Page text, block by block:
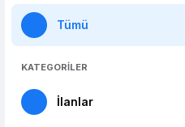
Tümü
KATEGORİLER
İlanlar